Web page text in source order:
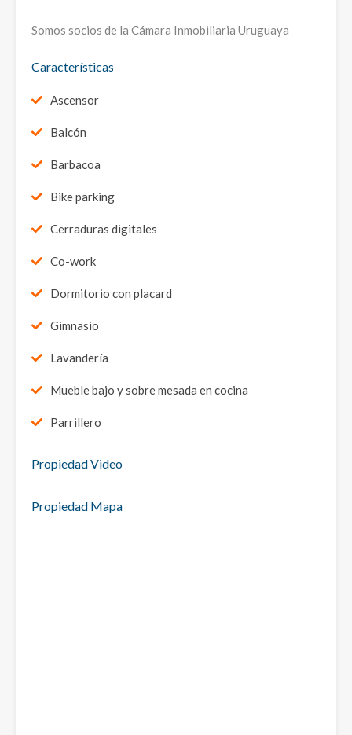
Somos socios de la Cámara Inmobiliaria Uruguaya
Características
Ascensor
Balcón
Barbacoa
Bike parking
Cerraduras digitales
Co-work
Dormitorio con placard
Gimnasio
Lavandería
Mueble bajo y sobre mesada en cocina
Parrillero
Propiedad Video
Propiedad Mapa